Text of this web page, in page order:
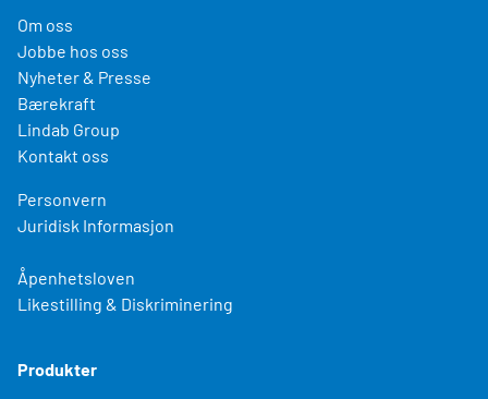
Om oss
Jobbe hos oss
Nyheter & Presse
Bærekraft
Lindab Group
Kontakt oss
Personvern
Juridisk Informasjon
Åpenhetsloven
Likestilling & Diskriminering
Produkter